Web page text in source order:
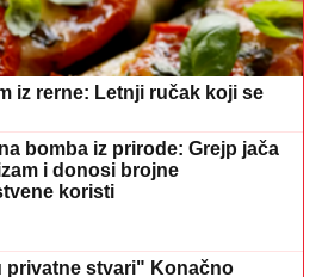
iz rerne: Letnji ručak koji se
bomba iz prirode: Grejp jača
i donosi brojne
koristi
privatne stvari" Konačno